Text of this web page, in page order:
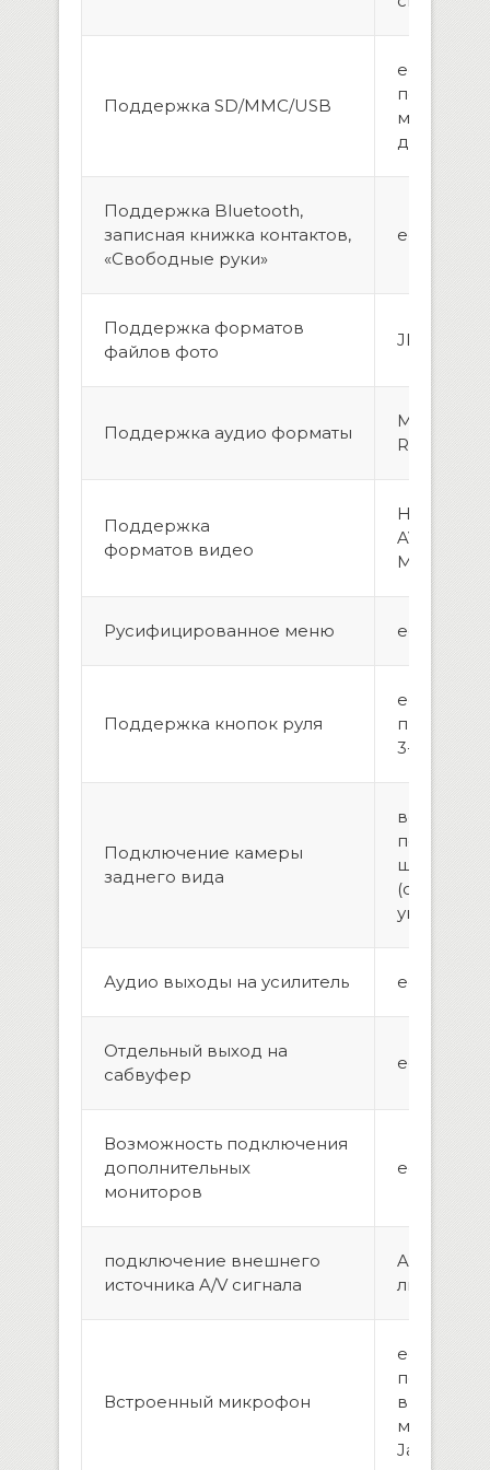
Поддержка SD/MMC/USB
есть,
модем,
до 1 Тб.
Поддержка Bluetooth,
записная книжка контактов,
«Свободные руки»
есть
Поддержка форматов
файлов фото
JPEG, GIF,
Поддержка аудио форматы
MP3, MP2,
RA, WAV,
Поддержка
форматов видео
H.264/
AVI, WMV,
MOV,
Русифицированное меню есть
Поддержка кнопок руля
есть,
3-х
Подключение камеры
заднего вида
возможно
штатной
Аудио выходы на усилитель есть,2
Отдельный выход на
сабвуфер
есть
Возможность подключения
дополнительных
мониторов
eсть, 2 шт.
подключение внешнего
источника A/V сигнала
AUX
линейных,
Встроенный микрофон
есть,
Jack